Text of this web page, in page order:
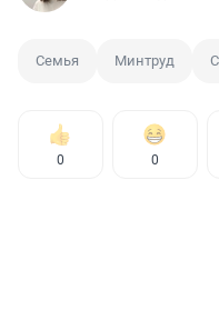
Семья Минтруд
0 0